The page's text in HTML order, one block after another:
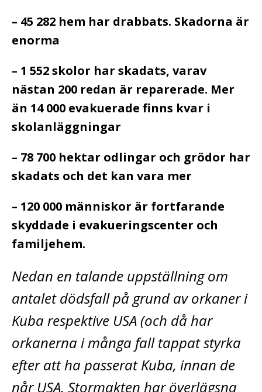
– 45 282 hem har drabbats. Skadorna är
enorma
– 1 552 skolor har skadats, varav
nästan 200 redan är reparerade. Mer
än 14 000 evakuerade finns kvar i
skolanläggningar
– 78 700 hektar odlingar och grödor har
skadats och det kan vara mer
– 120 000 människor är fortfarande
skyddade i evakueringscenter och
familjehem.
Nedan en talande uppställning om
antalet dödsfall på grund av orkaner i
Kuba respektive USA (och då har
orkanerna i många fall tappat styrka
efter att ha passerat Kuba, innan de
når USA. Stormakten har överlägsna